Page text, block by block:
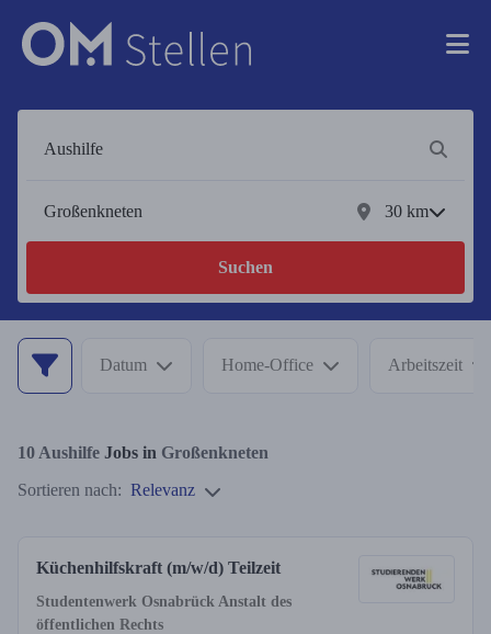
30 km
Suchen
Datum Home-Office Arbeitszeit
10 Aushilfe Jobs in Großenkneten
Sortieren nach: Relevanz
Küchenhilfskraft (m/w/d) Teilzeit
Studentenwerk Osnabrück Anstalt des
öffentlichen Rechts